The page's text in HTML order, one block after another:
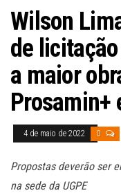
Wilson
de
a maior
Prosamin+
4 de maio de 2022 0
Propostas deverão ser
na sede da UGPE